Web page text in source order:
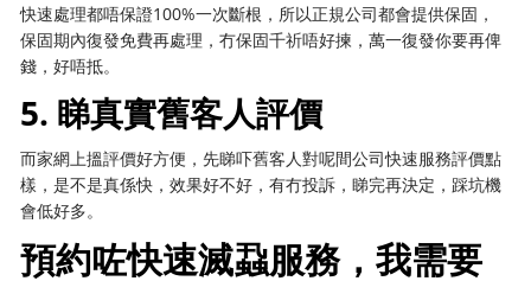
快速處理都唔保證100%一次斷根，所以正規公司都會提供保固，
保固期內復發免費再處理，冇保固千祈唔好揀，萬一復發你要再俾
錢，好唔抵。
5. 睇真實舊客人評價
而家網上搵評價好方便，先睇吓舊客人對呢間公司快速服務評價點
樣，是不是真係快，效果好不好，有冇投訴，睇完再決定，踩坑機
會低好多。
預約咗快速滅蝨服務，我需要